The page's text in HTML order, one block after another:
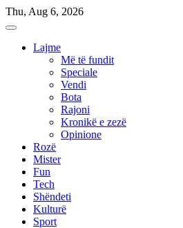
Skip
to
Thu, Aug 6, 2026
Lajme
Më të fundit
Speciale
Vendi
Bota
Rajoni
Kronikë e zezë
Opinione
Rozë
Mister
Fun
Tech
Shëndeti
Kulturë
Sport